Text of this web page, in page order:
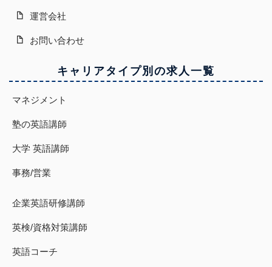
運営会社
お問い合わせ
キャリアタイプ別の求人一覧
マネジメント
塾の英語講師
大学 英語講師
事務/営業
企業英語研修講師
英検/資格対策講師
英語コーチ